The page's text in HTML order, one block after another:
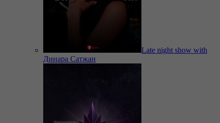
Late night show with
Динара Сатжан